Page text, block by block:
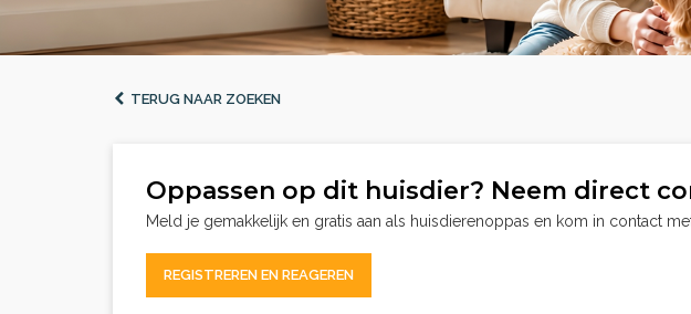
TERUG NAAR ZOEKEN
Oppassen op dit huisdier? Neem direct
Meld je gemakkelijk en gratis aan als huisdierenoppas en kom in contact
REGISTREREN EN REAGEREN